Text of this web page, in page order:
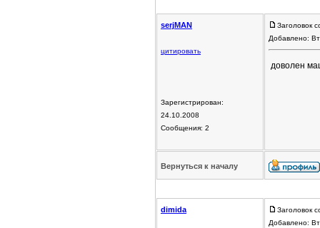
serjMAN
цитировать
Зарегистрирован:
24.10.2008
Сообщения: 2
Заголовок
Добавлено:
доволен
Вернуться к началу
dimida
Заголовок
Добавлено: